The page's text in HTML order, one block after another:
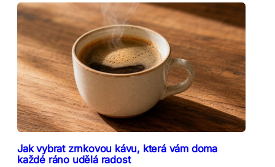
Jak vybrat zrnkovou kávu, která vám doma
každé ráno udělá radost